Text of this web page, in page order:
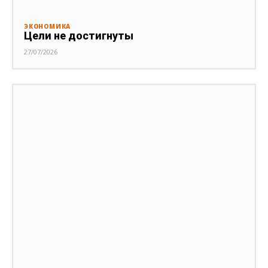
ЭКОНОМИКА
Цели не достигнуты
27/07/2026